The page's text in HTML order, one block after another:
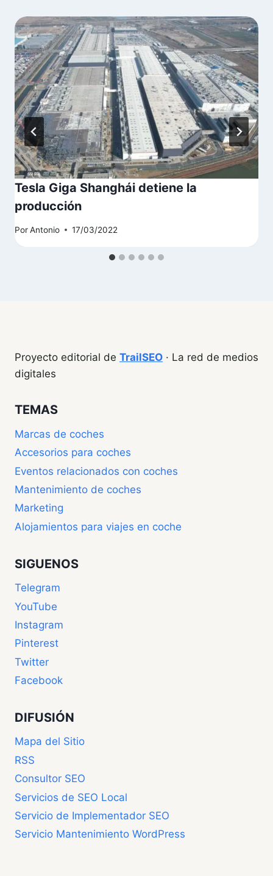
Tesla Giga Shanghái detiene la
producción
PorAntonio 17/03/2022
Proyecto editorial de TrailSEO · La red de medios
digitales
TEMAS
Marcas de coches
Accesorios para coches
Eventos relacionados con coches
Mantenimiento de coches
Marketing
Alojamientos para viajes en coche
SIGUENOS
Telegram
YouTube
Instagram
Pinterest
Twitter
Facebook
DIFUSIÓN
Mapa del Sitio
RSS
Consultor SEO
Servicios de SEO Local
Servicio de Implementador SEO
Servicio Mantenimiento WordPress